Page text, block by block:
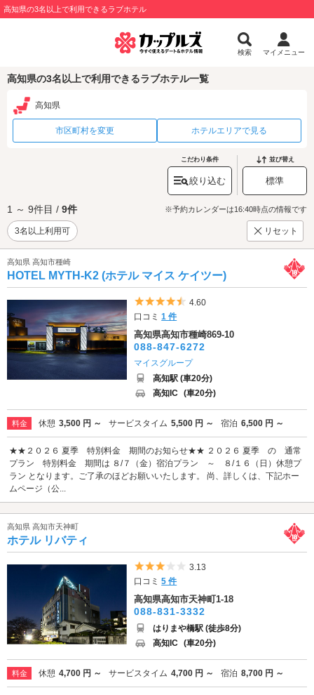
高知県の3名以上で利用できるラブホテル
検索 マイメニュー
高知県の3名以上で利用できるラブホテル一覧
高知県
市区町村を変更 ホテルエリアで見る
こだわり条件
絞り込む
並び替え
標準
1 ～ 9件目 / 9件 ※予約カレンダーは16:40時点の情報です
3名以上利用可 リセット
高知県 高知市種崎
HOTEL MYTH-K2 (ホテル マイス ケイツー)
5つ星のうち4.5
4.60
口コミ1 件
高知県高知市種崎869-10
088-847-6272
マイスグループ
高知駅 (車20分)
高知IC (車20分)
料金 休憩 3,500 円 ～ サービスタイム 5,500 円 ～ 宿泊 6,500 円 ～
★★２０２６ 夏季 特別料金 期間のお知らせ★★ ２０２６ 夏季 の 通常
プラン 特別料金 期間は ８/７（金）宿泊プラン ～ ８/１６（日）休憩プ
ラン となります。ご了承のほどお願いいたします。 尚、詳しくは、下記ホー
ムページ（公...
高知県 高知市天神町
ホテル リバティ
5つ星のうち3
3.13
口コミ5 件
高知県高知市天神町1-18
088-831-3332
はりまや橋駅 (徒歩8分)
高知IC (車20分)
料金 休憩 4,700 円 ～ サービスタイム 4,700 円 ～ 宿泊 8,700 円 ～